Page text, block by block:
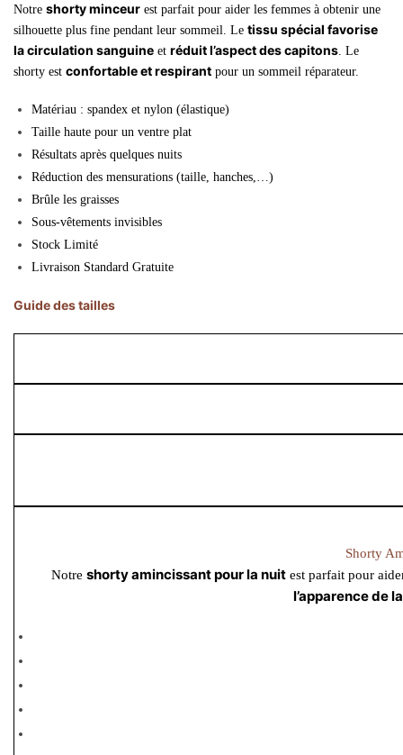
Notre shorty minceur est parfait pour aider les femmes à obtenir une
silhouette plus fine pendant leur sommeil. Le tissu spécial favorise
la circulation sanguine et réduit l’aspect des capitons. Le
shorty est confortable et respirant pour un sommeil réparateur.
Matériau : spandex et nylon (élastique)
Taille haute pour un ventre plat
Résultats après quelques nuits
Réduction des mensurations (taille, hanches,…)
Brûle les graisses
Sous-vêtements invisibles
Stock Limité
Livraison Standard Gratuite
Guide des tailles
Shorty
Notreshorty amincissant pour la nuit est parfait pour
l’apparence de